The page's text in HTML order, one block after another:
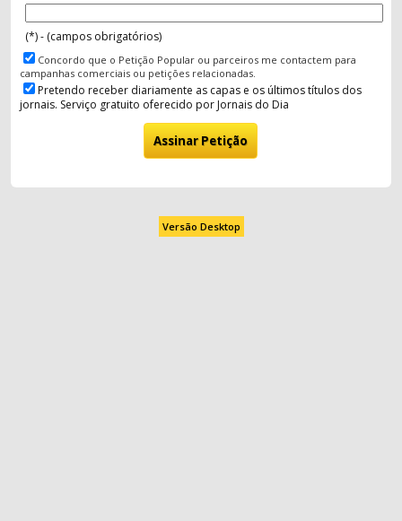
(*) - (campos obrigatórios)
Concordo que o Petição Popular ou parceiros me contactem para
campanhas comerciais ou petições relacionadas.
Pretendo receber diariamente as capas e os últimos títulos dos
jornais. Serviço gratuito oferecido por Jornais do Dia
Versão Desktop